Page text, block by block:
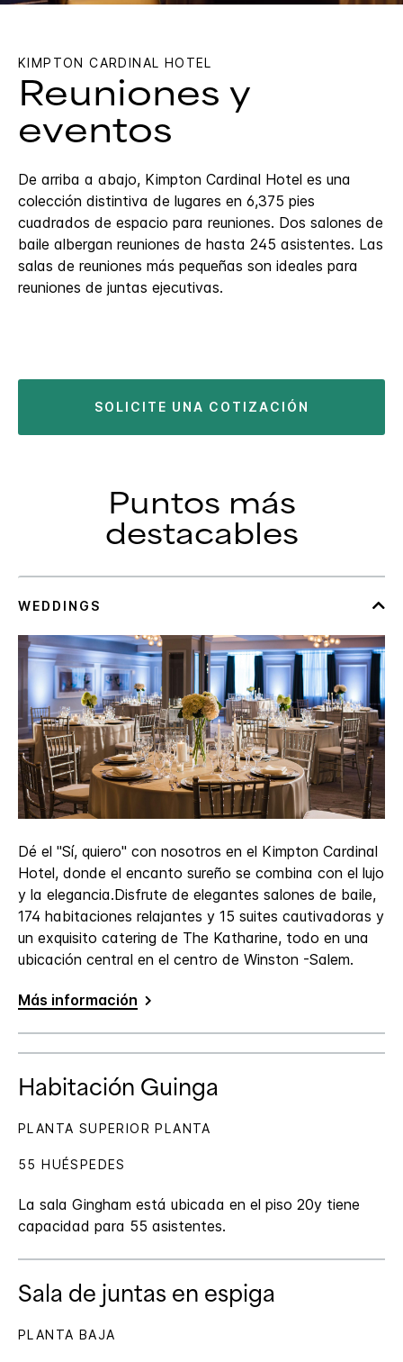
KIMPTON CARDINAL HOTEL
Reuniones y
eventos
De arriba a abajo, Kimpton Cardinal Hotel es una
colección distintiva de lugares en 6,375 pies
cuadrados de espacio para reuniones. Dos salones de
baile albergan reuniones de hasta 245 asistentes. Las
salas de reuniones más pequeñas son ideales para
reuniones de juntas ejecutivas.
SOLICITE UNA COTIZACIÓN
Puntos más
destacables
Dé el "Sí, quiero" con nosotros en el Kimpton Cardinal
Hotel, donde el encanto sureño se combina con el lujo
y la elegancia.Disfrute de elegantes salones de baile,
174 habitaciones relajantes y 15 suites cautivadoras y
un exquisito catering de The Katharine, todo en una
ubicación central en el centro de Winston -Salem.
Más información
Habitación Guinga
La sala Gingham está ubicada en el piso 20y tiene
capacidad para 55 asistentes.
PLANTA SUPERIOR PLANTA
55 HUÉSPEDES
Sala de juntas en espiga
PLANTA BAJA